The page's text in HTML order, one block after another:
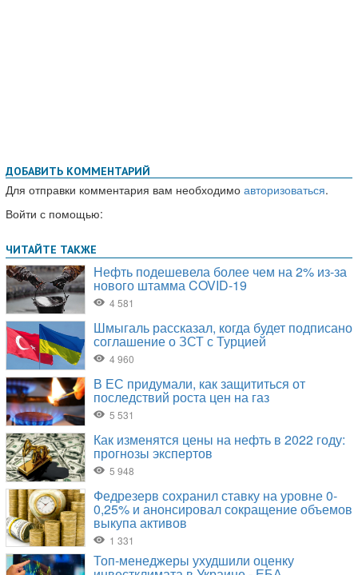
ДОБАВИТЬ КОММЕНТАРИЙ
Для отправки комментария вам необходимо авторизоваться.
Войти с помощью: